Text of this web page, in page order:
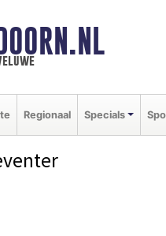
Regionaal Specials